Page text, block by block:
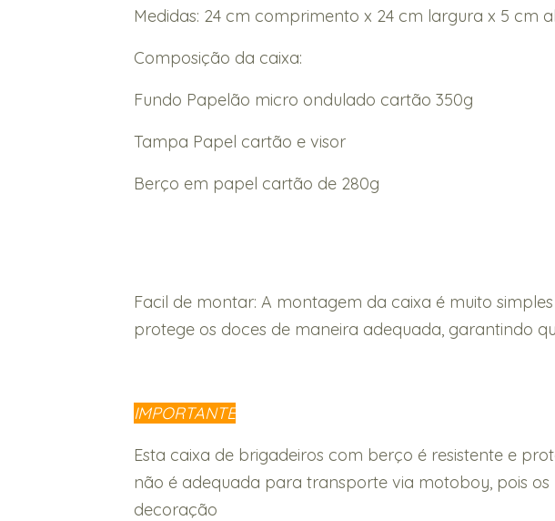
Medidas: 24 cm comprimento x 24 cm largura x 5 cm
Composição da caixa:
Fundo Papelão micro ondulado cartão 350g
Tampa Papel cartão e visor
Berço em papel cartão de 280g
Facil de montar: A montagem da caixa é muito
protege os doces de maneira adequada, garantindo
IMPORTANTE
Esta caixa de brigadeiros com berço é resistente e
não é adequada para transporte via motoboy, pois
decoração